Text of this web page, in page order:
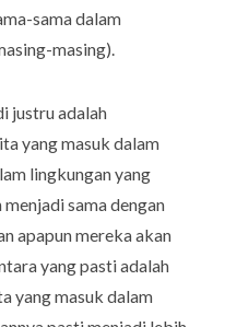
sama dalam
masing).
justru adalah
yang masuk dalam
lingkungan yang
sama dengan
apapun mereka akan
yang pasti adalah
yang masuk dalam